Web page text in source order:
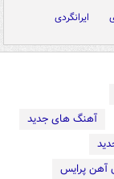
ایرانگردی
آهنگ های جدید
آهن پرایس